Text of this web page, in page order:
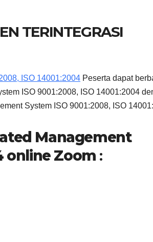
TERINTEGRASI
ISO 14001:2004 Peserta dapat
ISO 9001:2008, ISO 14001:2004
System ISO 9001:2008, ISO
Management
online Zoom :